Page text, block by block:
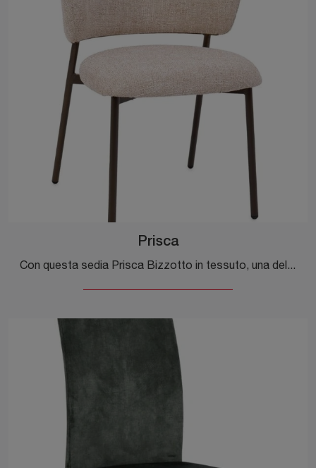
Prisca
Con questa sedia Prisca Bizzotto in tessuto, una delle nostre sedute fisse moderne, potrai completare i tuoi spazi.